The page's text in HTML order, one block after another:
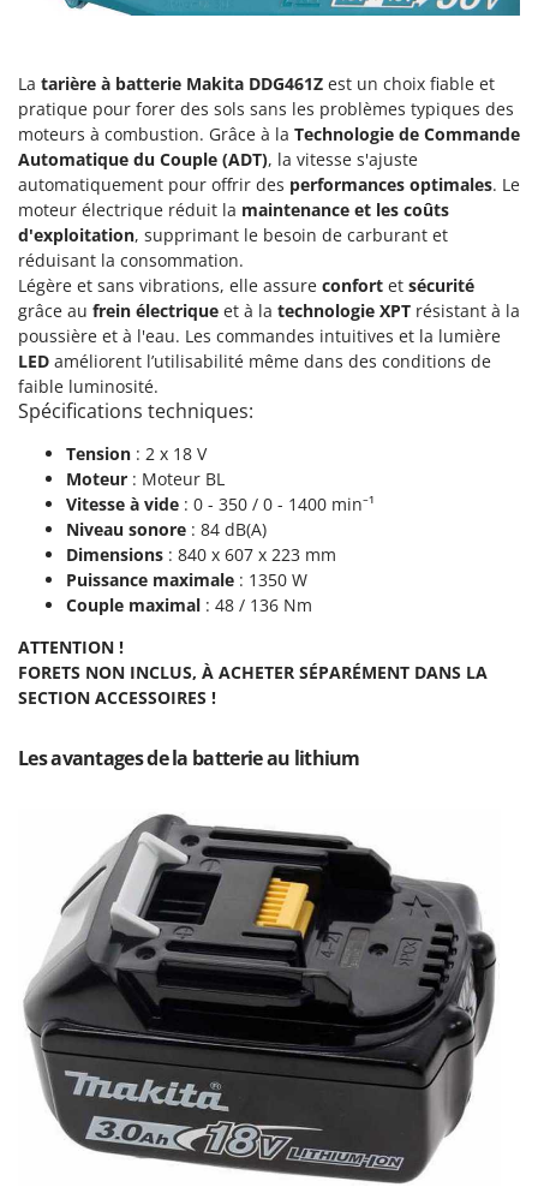
Perches Élagueuses
Piscines
Planteuses de pommes de terre pour tracteur
Plateaux de coupe pour tracteur
Plumeuses
Pompes d'irrigation à tracteur
Pompes de transfert
Pompes immergées électriques
Postes à souder
Poussoirs à saucisse
Pressoirs à fruits
Pressoirs à Raisin
Pulvérisateurs
Pulvérisateurs portés
R
Rafraîchisseurs d'air par évaporation
Rampes de chargement en aluminium
Râteaux pour tracteur
Robots nettoyeurs de piscine
Robots Tondeuses
Rogneuses de souches
Rouleaux pour tracteur
S
Scies à os
Scies à Ruban
Scies alternatives à batterie
Scies de jardin télescopiques
Sécateurs électriques à batterie
Francini
G
G3 Ferrari
Gardena
Garofalo
GeoTech
GeoTech Pro
Gierre
Ginko - MGM
Gipeco
Girmi
GRAEF
Gre
GreenBay
Greenworks
GRIFO
GVS
H
Hailo
Henx
Honda
Idromatic
Il-Tec
Imperia
Infaco
Intec
Intex
Italyco
La tarière à batterie Makita DDG461Z est un choix fiable et
pratique pour forer des sols sans les problèmes typiques des
moteurs à combustion. Grâce à la Technologie de Commande
Automatique du Couple (ADT), la vitesse s'ajuste
automatiquement pour offrir des performances optimales. Le
moteur électrique réduit la maintenance et les coûts
d'exploitation, supprimant le besoin de carburant et
réduisant la consommation.
Légère et sans vibrations, elle assure confort et sécurité
grâce au frein électrique et à la technologie XPT résistant à la
poussière et à l'eau. Les commandes intuitives et la lumière
LED améliorent l’utilisabilité même dans des conditions de
faible luminosité.
Spécifications techniques:
Tension : 2 x 18 V
Moteur : Moteur BL
Vitesse à vide : 0 - 350 / 0 - 1400 min⁻¹
Niveau sonore : 84 dB(A)
Dimensions : 840 x 607 x 223 mm
Puissance maximale : 1350 W
Couple maximal : 48 / 136 Nm
ATTENTION !
FORETS NON INCLUS, À ACHETER SÉPARÉMENT DANS LA
SECTION ACCESSOIRES !
Les avantages de la batterie au lithium